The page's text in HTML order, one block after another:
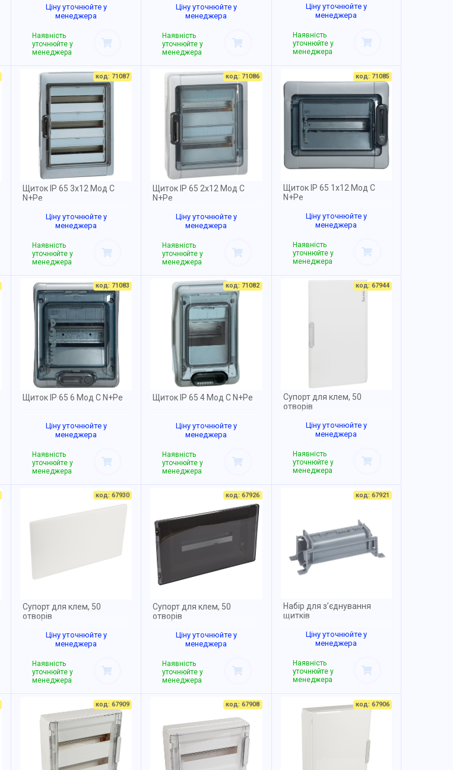
Ціну уточнюйте у
менеджера
Наявність
уточнюйте у
менеджера
Ціну уточнюйте у
менеджера
Наявність
уточнюйте у
менеджера
Ціну уточнюйте у
менеджера
Наявність
уточнюйте у
менеджера
код: 71087
Щиток IP 65 3x12 Мод С
N+Pe
Ціну уточнюйте у
менеджера
Наявність
уточнюйте у
менеджера
код: 71086
Щиток IP 65 2x12 Мод С
N+Pe
Ціну уточнюйте у
менеджера
Наявність
уточнюйте у
менеджера
код: 71085
Щиток IP 65 1x12 Мод С
N+Pe
Ціну уточнюйте у
менеджера
Наявність
уточнюйте у
менеджера
код: 71083
Щиток IP 65 6 Мод С N+Pe
Ціну уточнюйте у
менеджера
Наявність
уточнюйте у
менеджера
код: 71082
Щиток IP 65 4 Мод С N+Pe
Ціну уточнюйте у
менеджера
Наявність
уточнюйте у
менеджера
код: 67944
Супорт для клем, 50
отворів
Ціну уточнюйте у
менеджера
Наявність
уточнюйте у
менеджера
код: 67930
Супорт для клем, 50
отворів
Ціну уточнюйте у
менеджера
Наявність
уточнюйте у
менеджера
код: 67926
Супорт для клем, 50
отворів
Ціну уточнюйте у
менеджера
Наявність
уточнюйте у
менеджера
код: 67921
Набір для з’єднування
щитків
Ціну уточнюйте у
менеджера
Наявність
уточнюйте у
менеджера
код: 67909 код: 67908 код: 67906